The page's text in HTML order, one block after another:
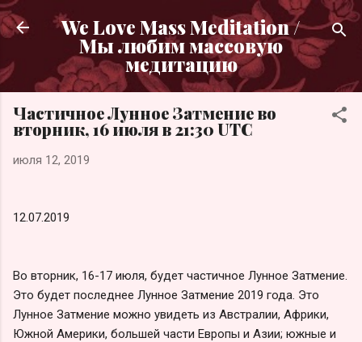
К основному контенту
We Love Mass Meditation /
Мы любим массовую
медитацию
Частичное Лунное Затмение во
вторник, 16 июля в 21:30 UTC
июля 12, 2019
12.07.2019
Во вторник, 16-17 июля, будет частичное Лунное Затмение.
Это будет последнее Лунное Затмение 2019 года. Это
Лунное Затмение можно увидеть из Австралии, Африки,
Южной Америки, большей части Европы и Азии; южные и